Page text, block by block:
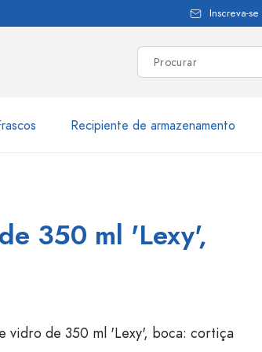
principal Inscreva-
Recipiente de armazenamento
Garrafas por marca
Garrafas Estal
com tampa mecânica
Frascos de
350 ml 'Lexy',